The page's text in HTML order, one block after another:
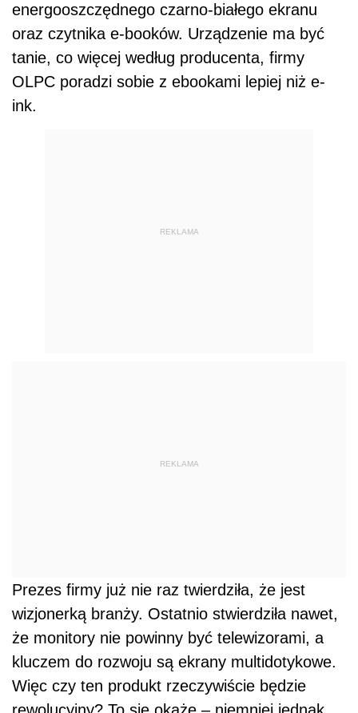
energooszczędnego czarno-białego ekranu
oraz czytnika e-booków. Urządzenie ma być
tanie, co więcej według producenta, firmy
OLPC poradzi sobie z ebookami lepiej niż e-
ink.
REKLAMA
REKLAMA
Prezes firmy już nie raz twierdziła, że jest
wizjonerką branży. Ostatnio stwierdziła nawet,
że monitory nie powinny być telewizorami, a
kluczem do rozwoju są ekrany multidotykowe.
Więc czy ten produkt rzeczywiście będzie